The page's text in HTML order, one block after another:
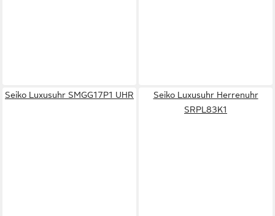
Seiko Luxusuhr SMGG17P1 UHR
Seiko Luxusuhr Herrenuhr
SRPL83K1